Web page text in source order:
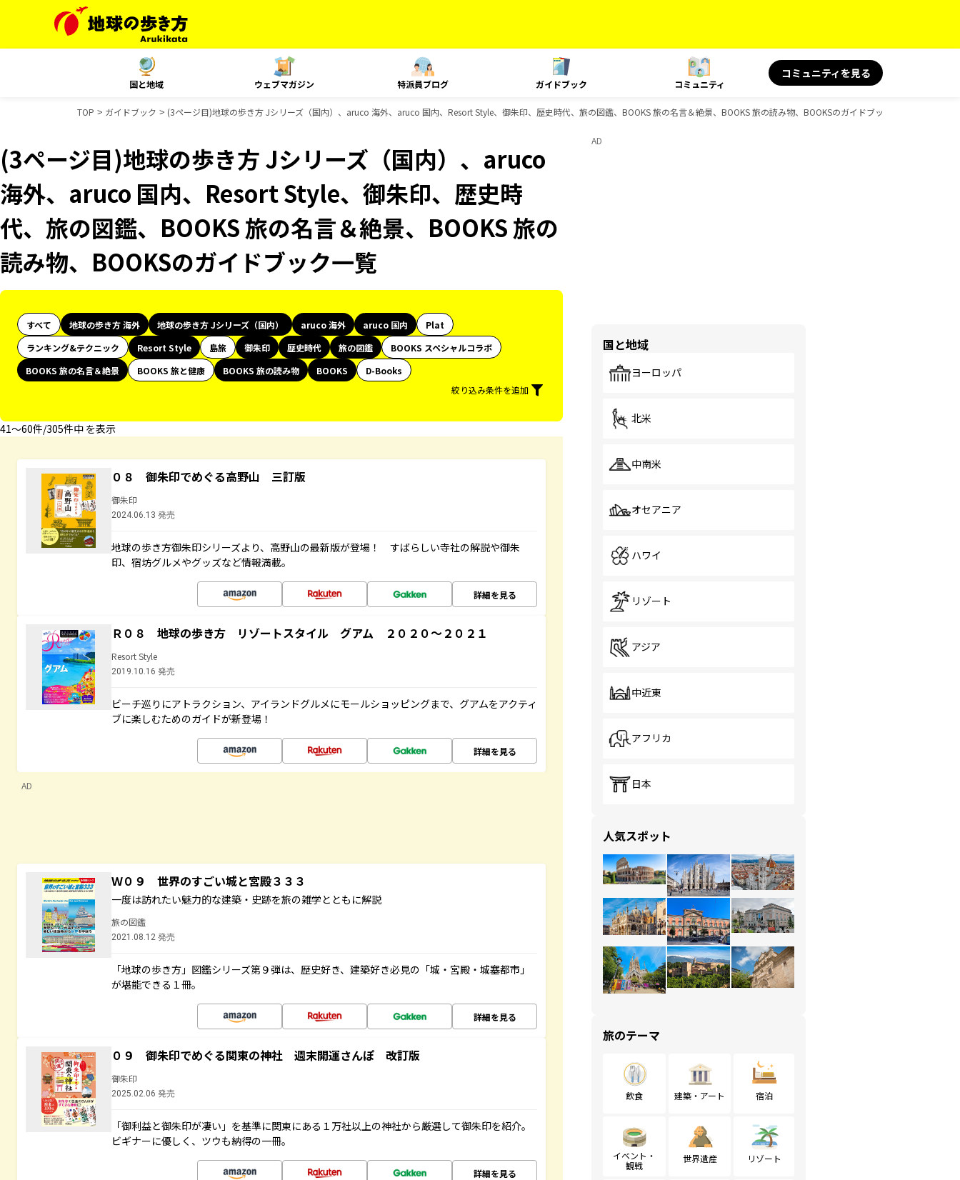
国と地域 ウェブマガジン 特派員ブログ ガイドブック コミュニティ
コミュニティを見る
TOP ガイドブック (3ページ目)地球の歩き方 Jシリーズ（国内）、aruco 海外、aruco 国内、Resort Style、御朱印、歴史時代、旅の図鑑、BOOKS 旅の名言＆絶景、BOOKS 旅の読み物、BOOKSのガイドブック一覧
(3ページ目)地球の歩き方 Jシリーズ（国内）、aruco
海外、aruco 国内、Resort Style、御朱印、歴史時
代、旅の図鑑、BOOKS 旅の名言＆絶景、BOOKS 旅の
読み物、BOOKSのガイドブック一覧
すべて 地球の歩き方 海外 地球の歩き方 Jシリーズ（国内） aruco 海外 aruco 国内
Plat
ランキング&テクニック
Resort Style 島旅 御朱印 歴史時代 旅の図鑑
BOOKS スペシャルコラボ
BOOKS 旅の名言＆絶景
BOOKS 旅と健康 BOOKS 旅の読み物 BOOKS
D-Books
絞り込み条件を追加
41〜60件/305件中 を表示
０８ 御朱印でめぐる高野山 三訂版
御朱印
2024.06.13 発売
地球の歩き方御朱印シリーズより、高野山の最新版が登場！ すばらしい寺社の解説や御朱
印、宿坊グルメやグッズなど情報満載。
詳細を見る
Ｒ０８ 地球の歩き方 リゾートスタイル グアム ２０２０～２０２１
Resort Style
2019.10.16 発売
ビーチ巡りにアトラクション、アイランドグルメにモールショッピングまで、グアムをアクティ
ブに楽しむためのガイドが新登場！
詳細を見る
AD
Ｗ０９ 世界のすごい城と宮殿３３３
一度は訪れたい魅力的な建築・史跡を旅の雑学とともに解説
旅の図鑑
2021.08.12 発売
「地球の歩き方」図鑑シリーズ第９弾は、歴史好き、建築好き必見の「城・宮殿・城塞都市」
が堪能できる１冊。
詳細を見る
０９ 御朱印でめぐる関東の神社 週末開運さんぽ 改訂版
御朱印
2025.02.06 発売
「御利益と御朱印が凄い」を基準に関東にある１万社以上の神社から厳選して御朱印を紹介。
ビギナーに優しく、ツウも納得の一冊。
詳細を見る
AD
国と地域
ヨーロッパ
北米
中南米
オセアニア
ハワイ
リゾート
アジア
中近東
アフリカ
日本
人気スポット
旅のテーマ
飲食 建築・アート 宿泊
イベント・
観戦
世界遺産 リゾート